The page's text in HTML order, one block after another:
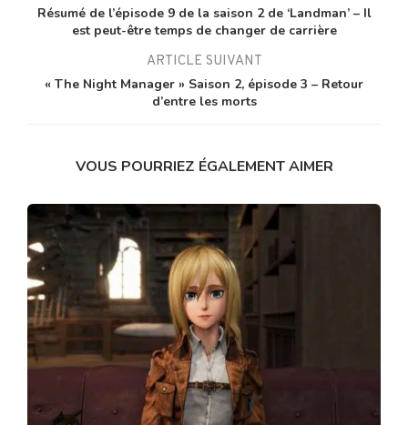
Résumé de l’épisode 9 de la saison 2 de ‘Landman’ – Il
est peut-être temps de changer de carrière
ARTICLE SUIVANT
« The Night Manager » Saison 2, épisode 3 – Retour
d’entre les morts
VOUS POURRIEZ ÉGALEMENT AIMER